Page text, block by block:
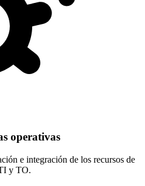
operativas
e integración de los recursos de
y TO.